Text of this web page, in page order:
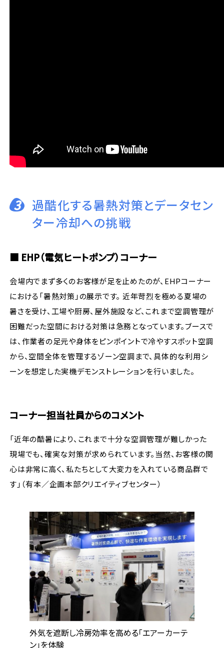
3
過酷化する暑熱対策とデータセン
ター冷却への挑戦
■ EHP（電気ヒートポンプ）コーナー
会場内でまず多くのお客様が足を止めたのが、EHPコーナー
における「暑熱対策」の展示です。 近年苛烈を極める夏場の
暑さを受け、工場や厨房、屋外施設など、これまで空調管理が
困難だった空間における対策は急務となっています。ブースで
は、作業者の足元や身体をピンポイントで冷やすスポット空調
から、空間全体を管理するゾーン空調まで、具体的な利用シ
ーンを想定した実機デモンストレーションを行いました。
コーナー担当社員からのコメント
「近年の酷暑により、これまで十分な空調管理が難しかった
現場でも、確実な対策が求められています。当然、お客様の関
心は非常に高く、私たちとして大変力を入れている商品群で
す」（有本／企画本部クリエイティブセンター）
外気を遮断し冷房効率を高める「エアーカーテ
ン」を体験